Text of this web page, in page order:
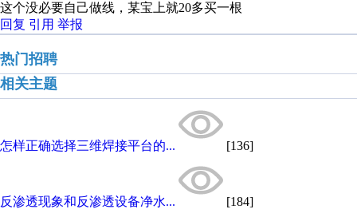
这个没必要自己做线，某宝上就20多买一根
回复 引用 举报
热门招聘
相关主题
怎样正确选择三维焊接平台的... [136]
反渗透现象和反渗透设备净水... [184]